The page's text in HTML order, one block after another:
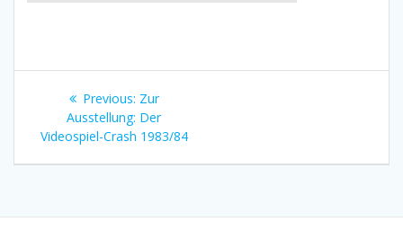
Beitragsnavigation
Previous: Previous
post:
Zur
Ausstellung: Der
Videospiel-Crash 1983/84